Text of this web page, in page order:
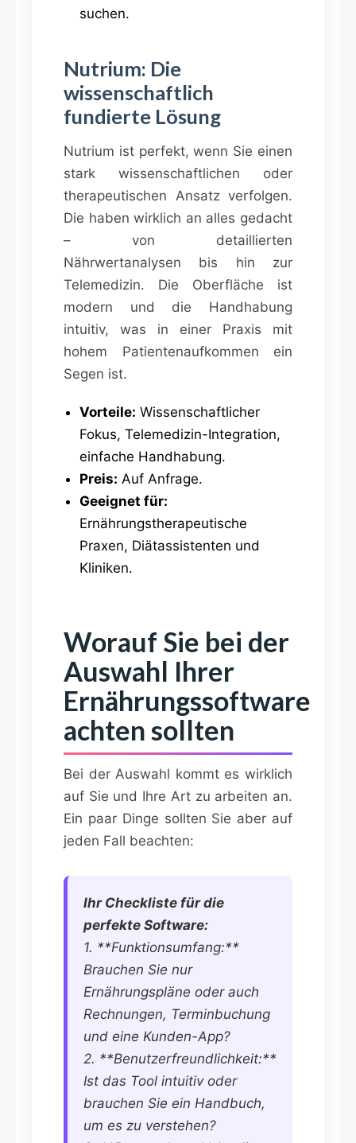
suchen.
Nutrium: Die
wissenschaftlich
fundierte Lösung
Nutrium ist perfekt, wenn Sie einen
stark wissenschaftlichen oder
therapeutischen Ansatz verfolgen.
Die haben wirklich an alles gedacht
– von detaillierten
Nährwertanalysen bis hin zur
Telemedizin. Die Oberfläche ist
modern und die Handhabung
intuitiv, was in einer Praxis mit
hohem Patientenaufkommen ein
Segen ist.
Vorteile: Wissenschaftlicher
Fokus, Telemedizin-Integration,
einfache Handhabung.
Preis: Auf Anfrage.
Geeignet für:
Ernährungstherapeutische
Praxen, Diätassistenten und
Kliniken.
Worauf Sie bei der
Auswahl Ihrer
Ernährungssoftware
achten sollten
Bei der Auswahl kommt es wirklich
auf Sie und Ihre Art zu arbeiten an.
Ein paar Dinge sollten Sie aber auf
jeden Fall beachten:
Ihr Checkliste für die
perfekte Software:
1. **Funktionsumfang:**
Brauchen Sie nur
Ernährungspläne oder auch
Rechnungen, Terminbuchung
und eine Kunden-App?
2. **Benutzerfreundlichkeit:**
Ist das Tool intuitiv oder
brauchen Sie ein Handbuch,
um es zu verstehen?